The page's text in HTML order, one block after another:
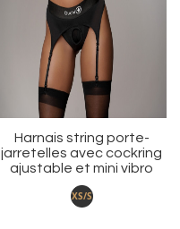
Harnais string porte-
jarretelles avec cockring
ajustable et mini vibro
XS/S